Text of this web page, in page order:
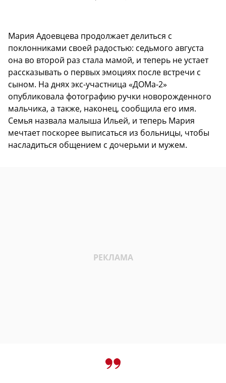
Мария Адоевцева продолжает делиться с
поклонниками своей радостью: седьмого августа
она во второй раз стала мамой, и теперь не устает
рассказывать о первых эмоциях после встречи с
сыном. На днях экс-участница «ДОМа-2»
опубликовала фотографию ручки новорожденного
мальчика, а также, наконец, сообщила его имя.
Семья назвала малыша Ильей, и теперь Мария
мечтает поскорее выписаться из больницы, чтобы
насладиться общением с дочерьми и мужем.